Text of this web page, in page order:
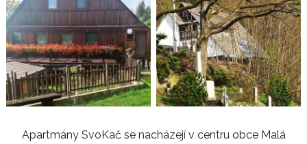
Apartmány SvoKač se nacházejí v centru obce Malá